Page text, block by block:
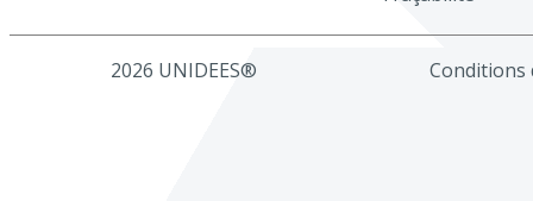
2026 UNIDEES® Conditions